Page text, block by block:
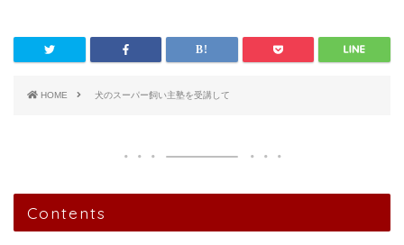
HOME 犬のスーパー飼い主塾を受講して
Contents